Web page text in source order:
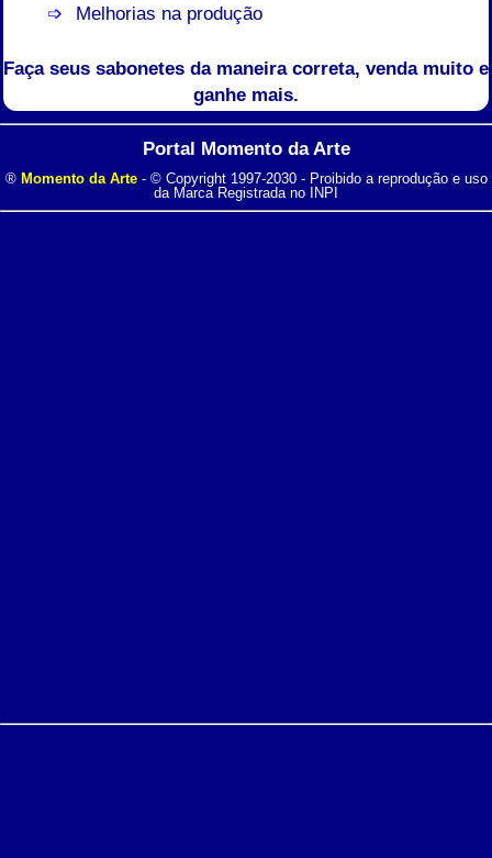
Melhorias na produção
Faça seus sabonetes da maneira correta, venda muito e
ganhe mais.
Portal Momento da Arte
® Momento da Arte- © Copyright 1997-2030 - Proibido a reprodução e uso
da Marca Registrada no INPI